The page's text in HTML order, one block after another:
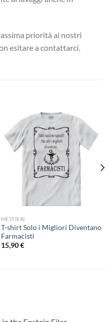
priorità ai nostri
esitare a contattarci.
MESTIERI
T-shirt Solo i Migliori Diventano
Farmacisti
15,90€